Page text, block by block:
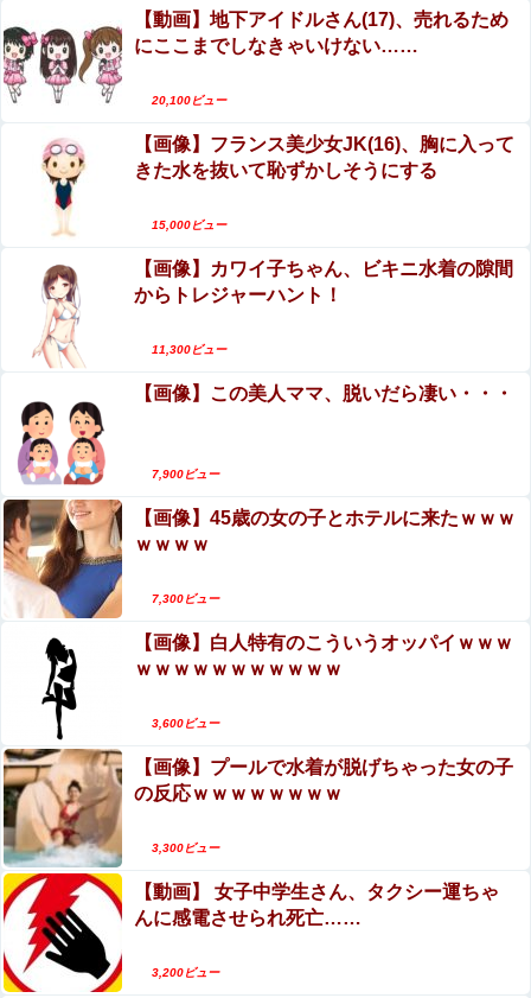
コントになってる……」と衝撃を受ける人が続出中
いい大人になっても「顔が全て」と思い込み、友人の離婚
を「不釣り合いだからw」と嘲笑する哀れな男現るｗｗト
ーク力も投資の才能もあるBくんを叩いてドヤる顔ファン
男の浅はかさにガチで絶句
【ラーメン】マユ通でトプロの中の人がトプロを育成！
エロ漫画『冥婚の花嫁～無限快楽地獄～』をrawやhitomi
を使わずに無料で読む方法│五梅
【シコ画像】 バニーガールのお姉さんのお◯ぱい、ガチで
マジでエ口過ぎるｗｗｗｗｗｗｗｗｗｗｗｗ
日本をダメにした総理大臣と言えば？他
【画像】大久保佳代子さん、やっぱりドスケベだった
ｗｗｗｗｗｗ他
【ウマ娘】トレーナーが言いそうなことを頭に羅列して一
人で盛り上がるクラちゃん
Powered by livedoor 相互RSS
溺れてしまう事故。
生配信中に猫に乳首ポロリさせられた10代美少女
のアーカイブ、500万再生越えｗｗｗ
即死する瞬間が「伝説級の映像」だと話題
に・・・
そりゃ肉便器に堕ちるわｗｗｗ
元グラドルAV女優・田野憂の寄付報告への中傷が
酷すぎる…AVで稼いだ金は「汚い金」なのか
エロ漫画『子種が通貨として流通する種付け特区
hitomiを使わずに無料で読む方法│フリテン堂
【動画】地下アイドルさん(17)、売れるため
にここまでしなきゃいけない……
20,100ビュー
【画像】フランス美少女JK(16)、胸に入って
きた水を抜いて恥ずかしそうにする
15,000ビュー
【画像】カワイ子ちゃん、ビキニ水着の隙間
からトレジャーハント！
11,300ビュー
【画像】この美人ママ、脱いだら凄い・・・
7,900ビュー
【画像】45歳の女の子とホテルに来たｗｗｗ
ｗｗｗｗ
7,300ビュー
【画像】白人特有のこういうオッパイｗｗｗ
ｗｗｗｗｗｗｗｗｗｗｗ
3,600ビュー
【画像】プールで水着が脱げちゃった女の子
の反応ｗｗｗｗｗｗｗｗ
3,300ビュー
【動画】 女子中学生さん、タクシー運ちゃ
んに感電させられ死亡……
3,200ビュー